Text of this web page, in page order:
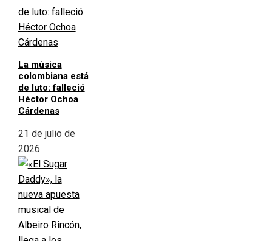
La música
colombiana está
de luto: falleció
Héctor Ochoa
Cárdenas
21 de julio de
2026